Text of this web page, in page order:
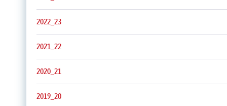
2022_23
2021_22
2020_21
2019_20